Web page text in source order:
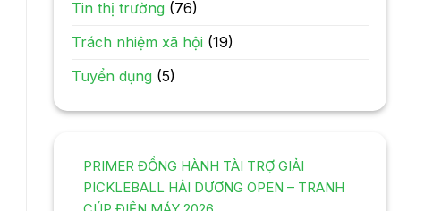
Tin thị trường (76)
Trách nhiệm xã hội (19)
Tuyển dụng (5)
PRIMER ĐỒNG HÀNH TÀI TRỢ GIẢI
PICKLEBALL HẢI DƯƠNG OPEN – TRANH